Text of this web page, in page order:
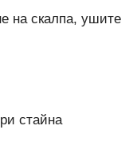
на скалпа, ушите
стайна